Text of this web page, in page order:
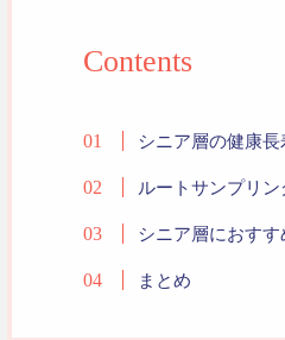
Contents
シニア層の健康
ルートサンプリ
シニア層におす
まとめ